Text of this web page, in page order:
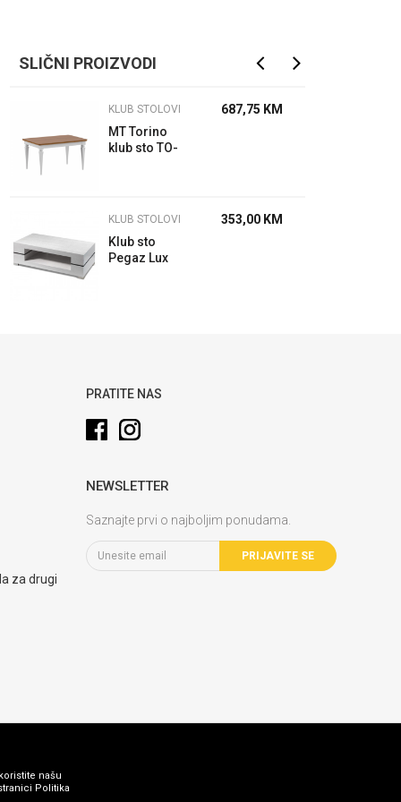
SLIČNI PROIZVODI
KLUB STOLOVI
MT Torino
klub sto TO-
687,75 KM
KLUB STOLOVI
Klub sto
Pegaz Lux
353,00 KM
za drugi
PRATITE NAS
NEWSLETTER
Saznajte prvi o najboljim ponudama.
PRIJAVITE SE
našu
Politika